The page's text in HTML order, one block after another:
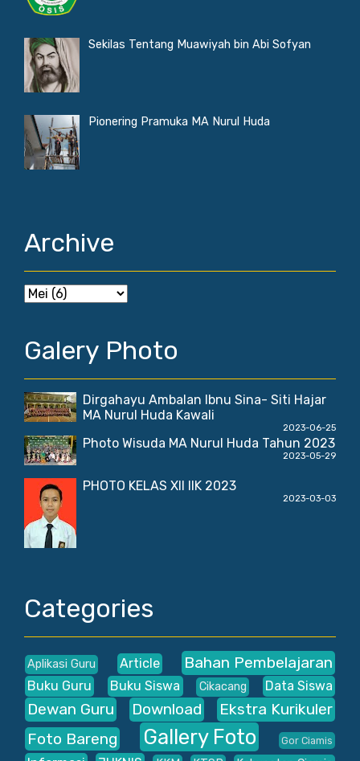
Sekilas Tentang Muawiyah bin Abi Sofyan
Pionering Pramuka MA Nurul Huda
Archive
Galery Photo
Dirgahayu Ambalan Ibnu Sina- Siti Hajar
MA Nurul Huda Kawali
2023-06-25
Photo Wisuda MA Nurul Huda Tahun 2023
2023-05-29
PHOTO KELAS XII IIK 2023
2023-03-03
Categories
Aplikasi Guru Article Bahan Pembelajaran
Buku Guru Buku Siswa Cikacang Data Siswa
Dewan Guru Download
Ekstra Kurikuler
Foto Bareng
Gallery Foto Gor Ciamis